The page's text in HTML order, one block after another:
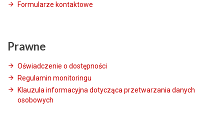
Formularze kontaktowe
Prawne
Oświadczenie o dostępności
Regulamin monitoringu
Klauzula informacyjna dotycząca przetwarzania danych
osobowych